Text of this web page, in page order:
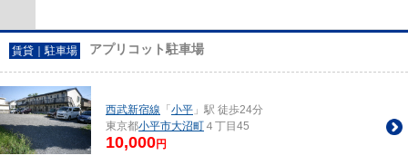
賃貸｜駐車場 アプリコット駐車場
西武新宿線 「 小平 」駅 徒歩24分
東京都小平市大沼町 ４丁目45
10,000円